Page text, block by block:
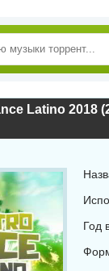
Latino 2018
Год